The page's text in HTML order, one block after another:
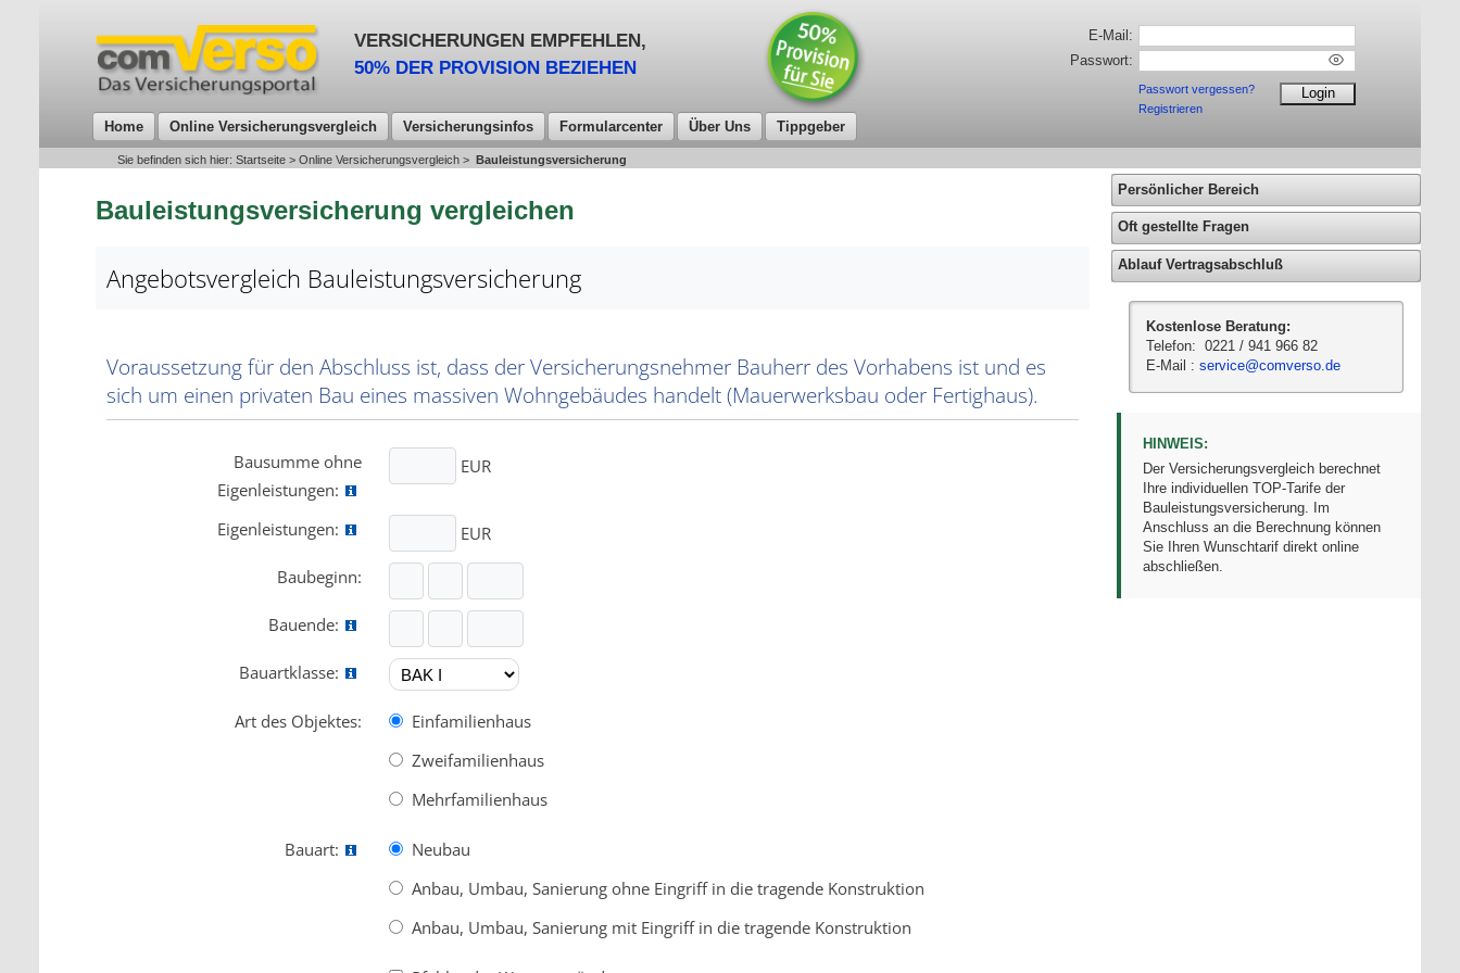
VERSICHERUNGEN EMPFEHLEN,
50% DER PROVISION BEZIEHEN
E-Mail:
Passwort:
Passwort vergessen?
Registrieren
Home Online Versicherungsvergleich Versicherungsinfos Formularcenter Über Uns Tippgeber
Sie befinden sich hier: Startseite > Online Versicherungsvergleich > Bauleistungsversicherung
Persönlicher Bereich
Oft gestellte Fragen
Ablauf Vertragsabschluß
Kostenlose Beratung:
Telefon: 0221 / 941 966 82
E-Mail : service@comverso.de
HINWEIS:
Der Versicherungsvergleich berechnet
Ihre individuellen TOP-Tarife der
Bauleistungsversicherung. Im
Anschluss an die Berechnung können
Sie Ihren Wunschtarif direkt online
abschließen.
Bauleistungsversicherung vergleichen